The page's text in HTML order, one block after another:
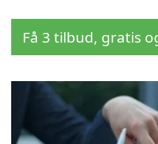
Få 3 tilbud, gratis